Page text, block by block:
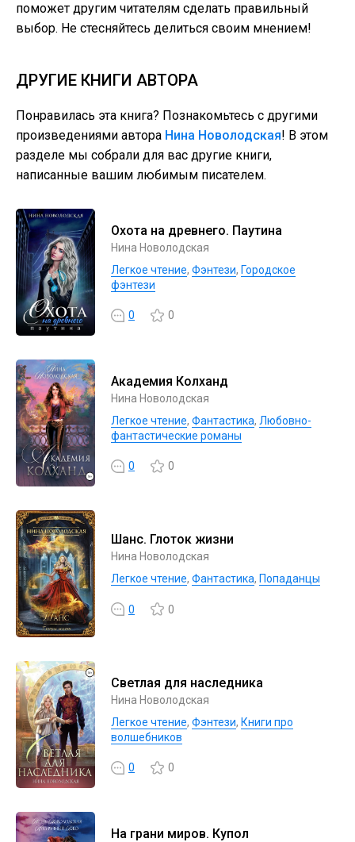
поможет другим читателям сделать правильный
выбор. Не стесняйтесь делиться своим мнением!
ДРУГИЕ КНИГИ АВТОРА
Понравилась эта книга? Познакомьтесь с другими
произведениями автора Нина Новолодская! В этом
разделе мы собрали для вас другие книги,
написанные вашим любимым писателем.
Охота на древнего. Паутина
Нина Новолодская
Легкое чтение, Фэнтези, Городское
фэнтези
0 0
Академия Колханд
Нина Новолодская
Легкое чтение, Фантастика, Любовно-
фантастические романы
0 0
Шанс. Глоток жизни
Нина Новолодская
Легкое чтение, Фантастика, Попаданцы
0 0
Светлая для наследника
Нина Новолодская
Легкое чтение, Фэнтези, Книги про
волшебников
0 0
На грани миров. Купол